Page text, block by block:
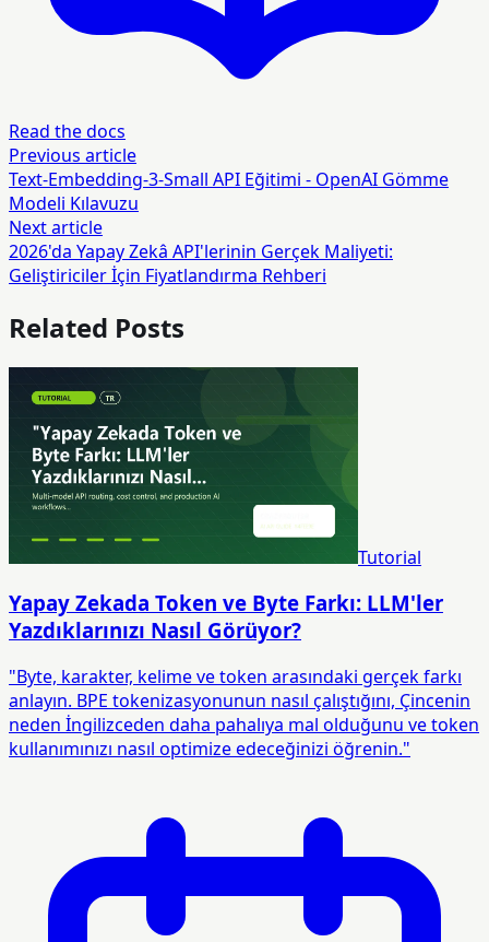
Read the docs
Previous article
Text-Embedding-3-Small API Eğitimi - OpenAI Gömme
Modeli Kılavuzu
Next article
2026'da Yapay Zekâ API'lerinin Gerçek Maliyeti:
Geliştiriciler İçin Fiyatlandırma Rehberi
Related Posts
Tutorial
Yapay Zekada Token ve Byte Farkı: LLM'ler
Yazdıklarınızı Nasıl Görüyor?
"Byte, karakter, kelime ve token arasındaki gerçek farkı
anlayın. BPE tokenizasyonunun nasıl çalıştığını, Çincenin
neden İngilizceden daha pahalıya mal olduğunu ve token
kullanımınızı nasıl optimize edeceğinizi öğrenin."